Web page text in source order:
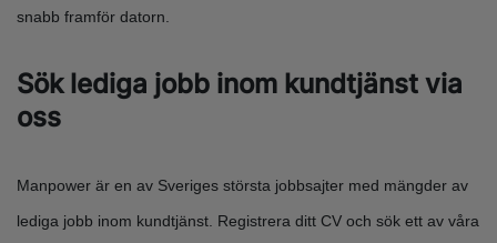
snabb framför datorn.
Sök lediga jobb inom kundtjänst via
oss
Manpower är en av Sveriges största jobbsajter med mängder av
lediga jobb inom kundtjänst. Registrera ditt CV och sök ett av våra